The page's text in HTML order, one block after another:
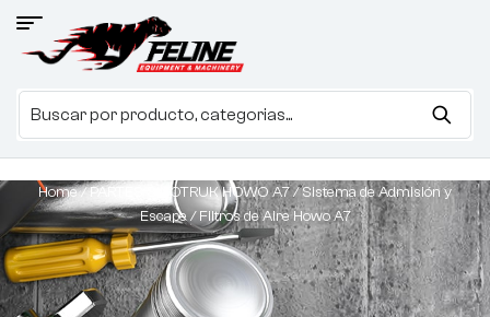
Home/PARTES SINOTRUK HOWO A7/Sistema de Admisión y
Escape/ Filtros de Aire Howo A7